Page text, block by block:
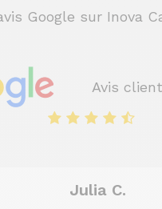
Google sur Inova
Avis
Julia C.